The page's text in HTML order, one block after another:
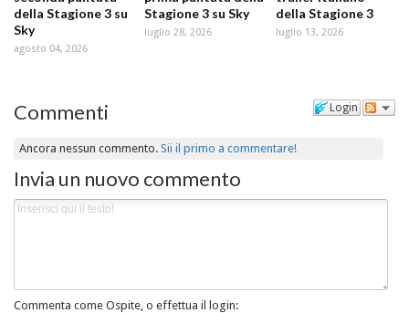
della Stagione 3 su
Sky
agosto 04, 2026
Stagione 3 su Sky
luglio 28, 2026
della Stagione 3
luglio 13, 2026
Login
Commenti
Ancora nessun commento.Sii il primo a commentare!
Invia un nuovo commento
Commenta come Ospite, o effettua il login: